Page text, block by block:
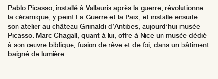
Pablo Picasso, installé à Vallauris après la guerre, révolutionne
la céramique, y peint La Guerre et la Paix, et installe ensuite
son atelier au château Grimaldi d’Antibes, aujourd’hui musée
Picasso. Marc Chagall, quant à lui, offre à Nice un musée dédié
à son œuvre biblique, fusion de rêve et de foi, dans un bâtiment
baigné de lumière.